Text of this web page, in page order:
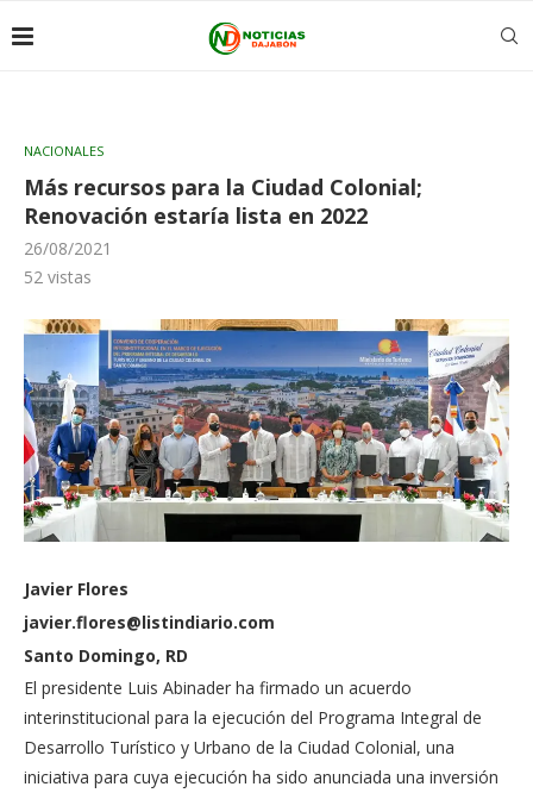
NACIONALES
Más recursos para la Ciudad Colonial;
Renovación estaría lista en 2022
26/08/2021
52 vistas
Javier Flores
javier.flores@listindiario.com
Santo Domingo, RD
El presidente Luis Abina­der ha firmado un acuer­do
interinstitucional para la ejecución del Programa Integral de
Desarrollo Tu­rístico y Urbano de la Ciu­dad Colonial, una
iniciati­va para cuya ejecución ha sido anunciada una inver­sión